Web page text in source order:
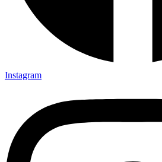
Instagram